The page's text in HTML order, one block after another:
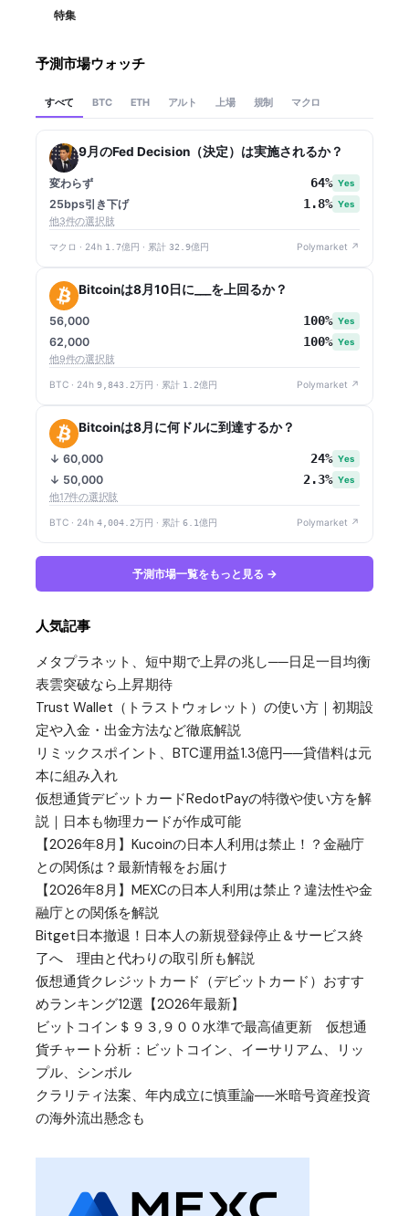
特集
予測市場ウォッチ
すべて BTC ETH アルト 上場 規制 マクロ
9月のFed Decision（決定）は実施されるか？
変わらず 64% Yes
25bps引き下げ 1.8% Yes
他3件の選択肢
マクロ · 24h 1.7億円 · 累計 32.9億円 Polymarket ↗
Bitcoinは8月10日に___を上回るか？
56,000 100% Yes
62,000 100% Yes
他9件の選択肢
BTC · 24h 9,843.2万円 · 累計 1.2億円 Polymarket ↗
Bitcoinは8月に何ドルに到達するか？
↓ 60,000 24% Yes
↓ 50,000 2.3% Yes
他17件の選択肢
BTC · 24h 4,004.2万円 · 累計 6.1億円 Polymarket ↗
予測市場一覧をもっと見る →
人気記事
メタプラネット、短中期で上昇の兆し──日足一目均衡
表雲突破なら上昇期待
Trust Wallet（トラストウォレット）の使い方｜初期設
定や入金・出金方法など徹底解説
リミックスポイント、BTC運用益1.3億円──貸借料は元
本に組み入れ
仮想通貨デビットカードRedotPayの特徴や使い方を解
説｜日本も物理カードが作成可能
【2026年8月】Kucoinの日本人利用は禁止！？金融庁
との関係は？最新情報をお届け
【2026年8月】MEXCの日本人利用は禁止？違法性や金
融庁との関係を解説
Bitget日本撤退！日本人の新規登録停止＆サービス終
了へ 理由と代わりの取引所も解説
仮想通貨クレジットカード（デビットカード）おすす
めランキング12選【2026年最新】
ビットコイン＄９３,９００水準で最高値更新 仮想通
貨チャート分析：ビットコイン、イーサリアム、リッ
プル、シンボル
クラリティ法案、年内成立に慎重論──米暗号資産投資
の海外流出懸念も